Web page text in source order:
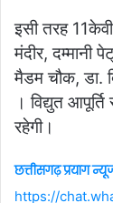
इसी तरह
मंदीर, दम्मानी
मैडम चौक, डा.
। विद्युत
रहेगी।
छत्तीसगढ़ प्रयाग
https://